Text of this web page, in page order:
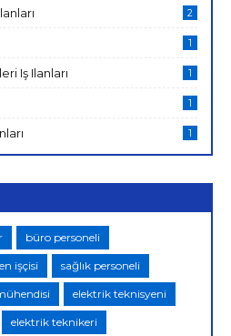
2
1
Iş Ilanları 1
1
1
büro personeli
işçisi sağlık personeli
elektrik teknisyeni
elektrik teknikeri